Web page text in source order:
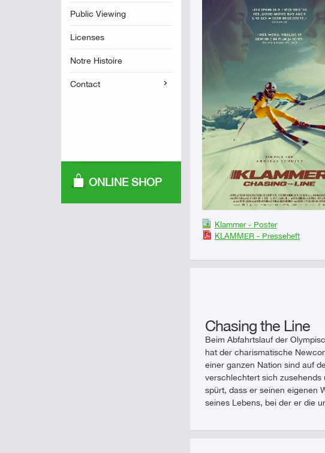
Public Viewing
Licenses
Notre Histoire
Contact
ONLINE SHOP
Klammer - Poster
KLAMMER - Presseheft
Chasing the Line
Beim Abfahrtslauf der
hat der charismatische
einer ganzen Nation sind auf
verschlechtert sich zusehends
spürt, dass er seinen eigenen
seines Lebens, bei der er die